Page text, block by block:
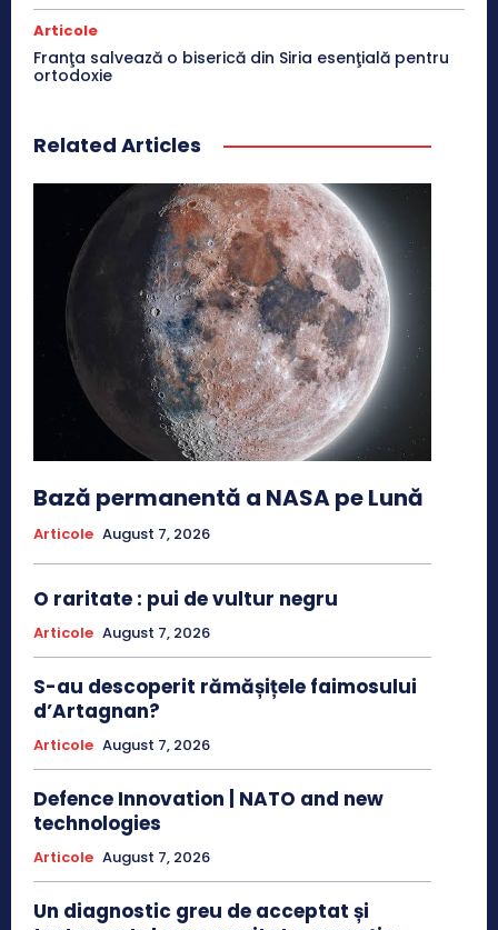
Articole
Franţa salvează o biserică din Siria esenţială pentru
ortodoxie
Related Articles
Bază permanentă a NASA pe Lună
Articole August 7, 2026
O raritate : pui de vultur negru
Articole August 7, 2026
S-au descoperit rămășițele faimosului
d’Artagnan?
Articole August 7, 2026
Defence Innovation | NATO and new
technologies
Articole August 7, 2026
Un diagnostic greu de acceptat și